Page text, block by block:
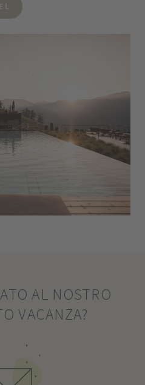
AL NOSTRO
VACANZA?